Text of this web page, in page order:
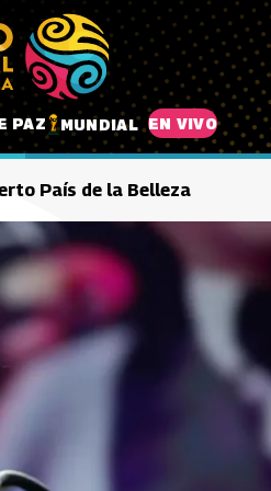
PAZ MUNDIAL EN VIVO
País de la Belleza